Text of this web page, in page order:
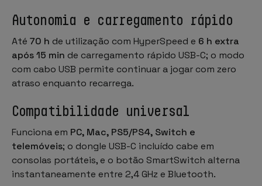
Autonomia e carregamento rápido
Até 70 h de utilização com HyperSpeed e 6 h extra
após 15 min de carregamento rápido USB-C; o modo
com cabo USB permite continuar a jogar com zero
atraso enquanto recarrega.
Compatibilidade universal
Funciona em PC, Mac, PS5/PS4, Switch e
telemóveis; o dongle USB-C incluído cabe em
consolas portáteis, e o botão SmartSwitch alterna
instantaneamente entre 2,4 GHz e Bluetooth.